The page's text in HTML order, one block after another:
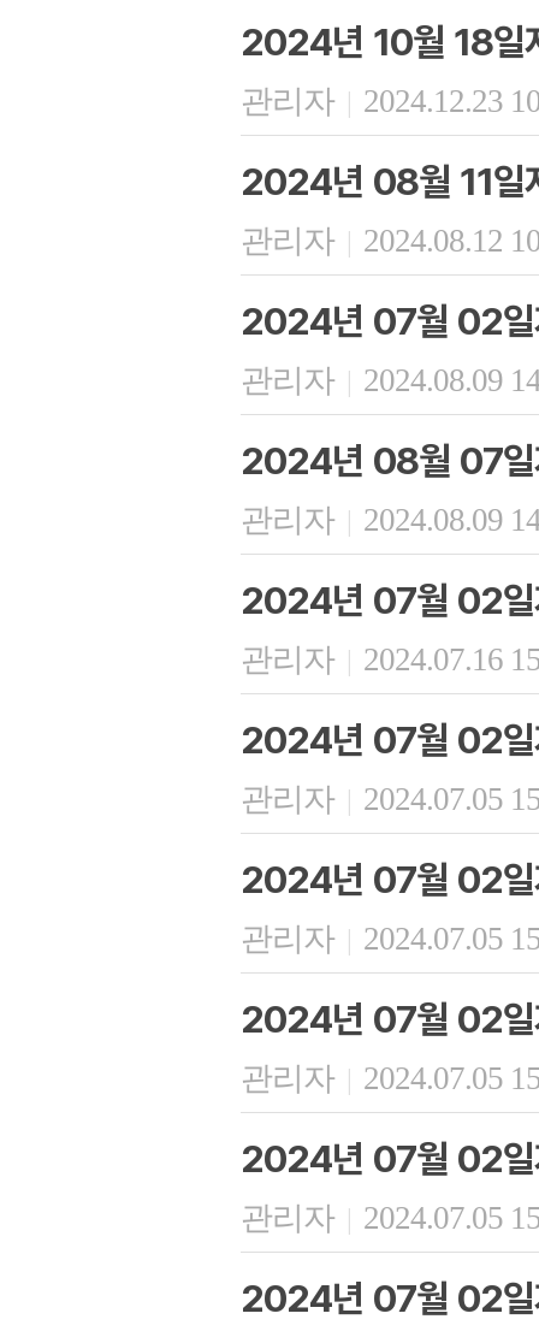
2024년 10월 18일
관리자 | 2024.12.23
2024년 08월 11일
관리자 | 2024.08.12
2024년 07월 02일
관리자 | 2024.08.09
2024년 08월 07일
관리자 | 2024.08.09
2024년 07월 02일
관리자 | 2024.07.16
2024년 07월 02일
관리자 | 2024.07.05
2024년 07월 02일
관리자 | 2024.07.05
2024년 07월 02일
관리자 | 2024.07.05
2024년 07월 02일
관리자 | 2024.07.05
2024년 07월 02일